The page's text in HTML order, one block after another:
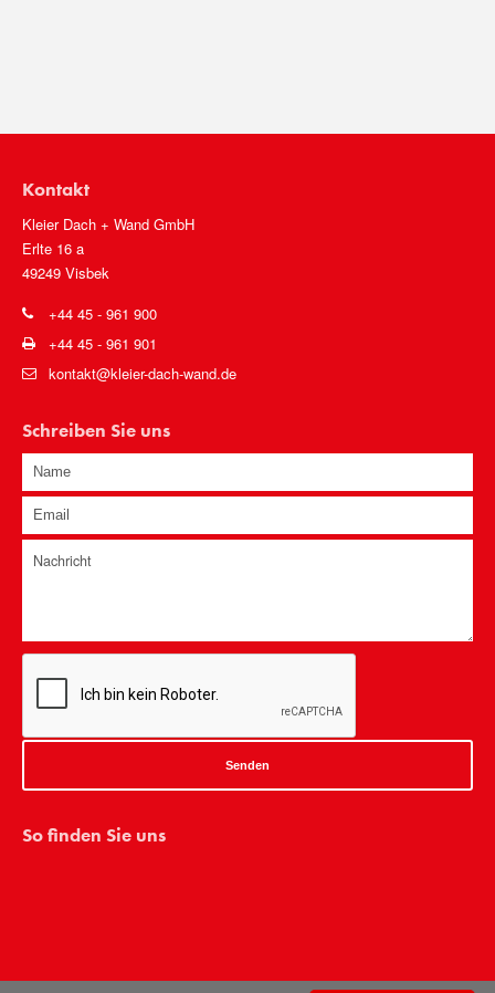
Kontakt
Kleier Dach + Wand GmbH
Erlte 16 a
49249 Visbek
+44 45 - 961 900
+44 45 - 961 901
kontakt@kleier-dach-wand.de
Schreiben Sie uns
Senden
So finden Sie uns